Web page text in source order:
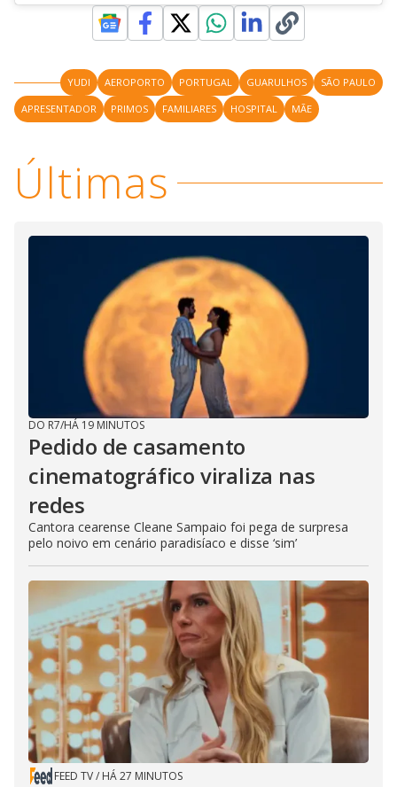
YUDI AEROPORTO PORTUGAL GUARULHOS
SÃO PAULO
APRESENTADOR
PRIMOS FAMILIARES HOSPITAL MÃE
Últimas
DO R7/HÁ 19 MINUTOS
Pedido de casamento
cinematográfico viraliza nas
redes
Cantora cearense Cleane Sampaio foi pega de surpresa
pelo noivo em cenário paradisíaco e disse ‘sim’
FEED TV/ HÁ 27 MINUTOS